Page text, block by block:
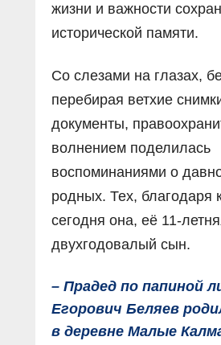
жизни и важности
исторической памяти.
Со слезами на глазах,
перебирая ветхие
документы,
волнением поделилась
воспоминаниями о
родных. Тех, благодаря
сегодня она, её 11-
двухгодовалый сын.
– Прадед по папиной
Егорович Беляев
в деревне Малые